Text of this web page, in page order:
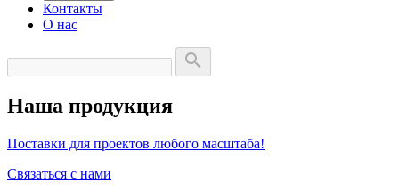
Контакты
О нас
Наша продукция
Поставки для проектов любого масштаба!
Связаться с нами